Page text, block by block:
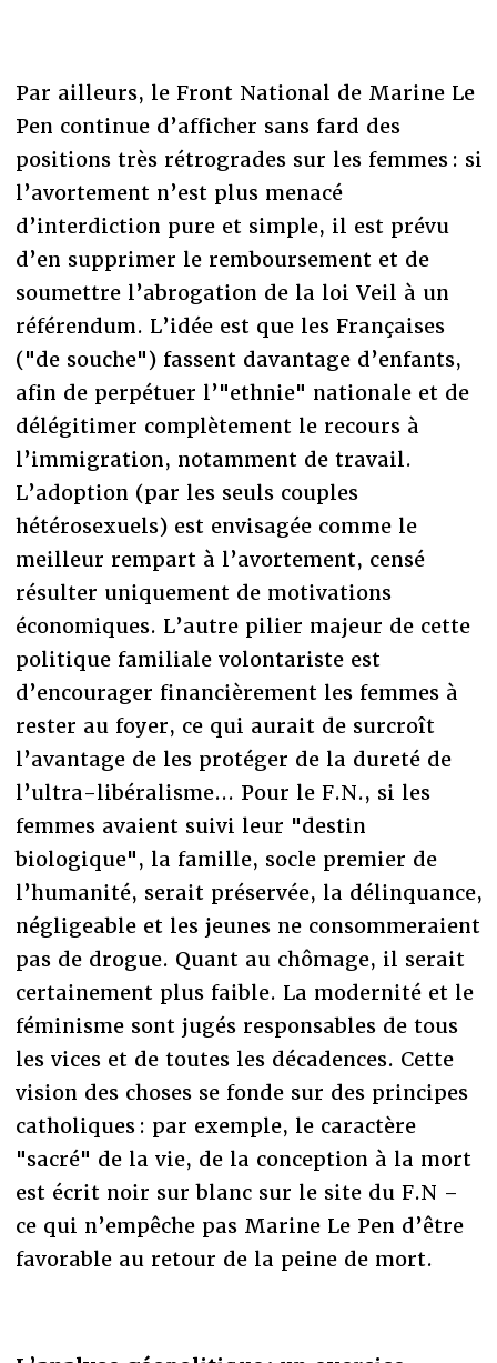
Par ailleurs, le Front National de Marine Le
Pen continue d’afficher sans fard des
positions très rétrogrades sur les femmes : si
l’avortement n’est plus menacé
d’interdiction pure et simple, il est prévu
d’en supprimer le remboursement et de
soumettre l’abrogation de la loi Veil à un
référendum. L’idée est que les Françaises
("de souche") fassent davantage d’enfants,
afin de perpétuer l’"ethnie" nationale et de
délégitimer complètement le recours à
l’immigration, notamment de travail.
L’adoption (par les seuls couples
hétérosexuels) est envisagée comme le
meilleur rempart à l’avortement, censé
résulter uniquement de motivations
économiques. L’autre pilier majeur de cette
politique familiale volontariste est
d’encourager financièrement les femmes à
rester au foyer, ce qui aurait de surcroît
l’avantage de les protéger de la dureté de
l’ultra-libéralisme... Pour le F.N., si les
femmes avaient suivi leur "destin
biologique", la famille, socle premier de
l’humanité, serait préservée, la délinquance,
négligeable et les jeunes ne consommeraient
pas de drogue. Quant au chômage, il serait
certainement plus faible. La modernité et le
féminisme sont jugés responsables de tous
les vices et de toutes les décadences. Cette
vision des choses se fonde sur des principes
catholiques : par exemple, le caractère
"sacré" de la vie, de la conception à la mort
est écrit noir sur blanc sur le site du F.N –
ce qui n’empêche pas Marine Le Pen d’être
favorable au retour de la peine de mort.